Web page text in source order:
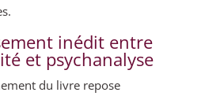
inédit entre
et psychanalyse
du livre repose